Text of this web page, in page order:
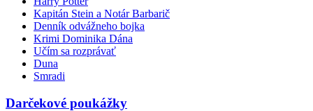
Kapitán Stein a Notár Barbarič
Denník odvážneho bojka
Krimi Dominika Dána
Učím sa rozprávať
Duna
Smradi
Darčekové poukážky